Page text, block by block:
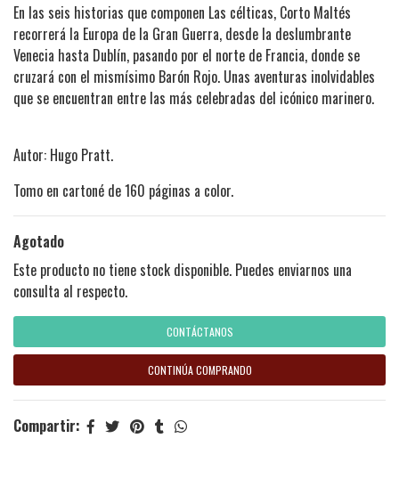
En las seis historias que componen Las célticas, Corto Maltés
recorrerá la Europa de la Gran Guerra, desde la deslumbrante
Venecia hasta Dublín, pasando por el norte de Francia, donde se
cruzará con el mismísimo Barón Rojo. Unas aventuras inolvidables
que se encuentran entre las más celebradas del icónico marinero.
Autor: Hugo Pratt.
Tomo en cartoné de 160 páginas a color.
Agotado
Este producto no tiene stock disponible. Puedes enviarnos una
consulta al respecto.
CONTÁCTANOS
CONTINÚA COMPRANDO
Compartir: